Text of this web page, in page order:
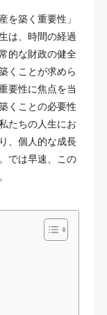
を築く重要性」
は、時間の経過
的な財政の健全
くことが求めら
要性に焦点を当
くことの必要性
たちの人生にお
、個人的な成長
では早速、この